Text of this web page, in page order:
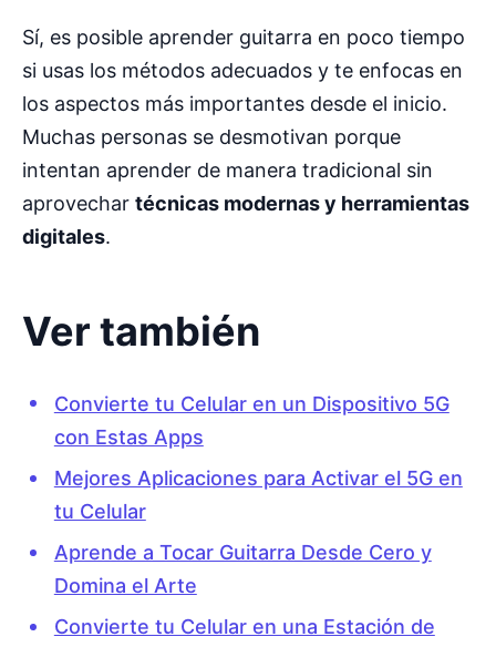
Sí, es posible aprender guitarra en poco tiempo
si usas los métodos adecuados y te enfocas en
los aspectos más importantes desde el inicio.
Muchas personas se desmotivan porque
intentan aprender de manera tradicional sin
aprovechar técnicas modernas y herramientas
digitales.
Ver también
Convierte tu Celular en un Dispositivo 5G
con Estas Apps
Mejores Aplicaciones para Activar el 5G en
tu Celular
Aprende a Tocar Guitarra Desde Cero y
Domina el Arte
Convierte tu Celular en una Estación de